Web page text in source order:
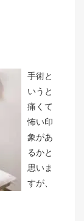
手術と
いうと
痛くて
怖い印
象があ
るかと
思いま
すが、